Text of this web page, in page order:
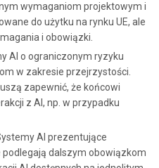
wymaganiom projektowym i
do użytku na rynku UE, ale
i obowiązki.
AI o ograniczonym ryzyku
w zakresie przejrzystości.
zapewnić, że końcowi
z AI, np. w przypadku
AI prezentujące
dalszym obowiązkom